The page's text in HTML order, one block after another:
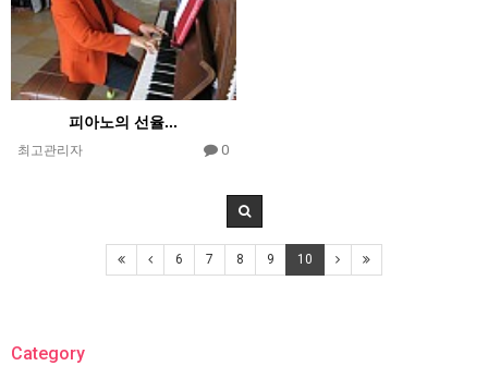
피아노의 선율...
최고관리자 0
6 7 8 9 10
Category